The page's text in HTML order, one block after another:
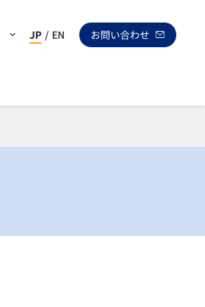
JP / EN お問い合わせ